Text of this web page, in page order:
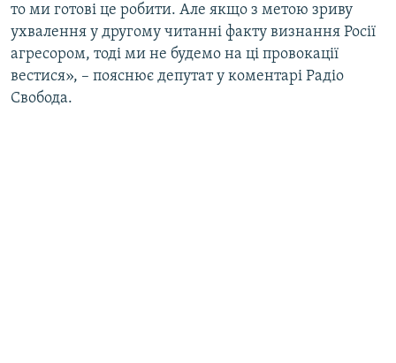
то ми готові це робити. Але якщо з метою зриву
ухвалення у другому читанні факту визнання Росії
агресором, тоді ми не будемо на ці провокації
вестися», – пояснює депутат у коментарі Радіо
Свобода.